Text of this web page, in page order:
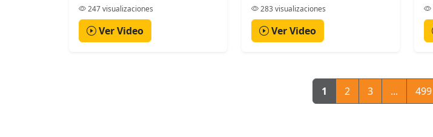
247 visualizaciones
Ver Video
283 visualizaciones
Ver Video
1 2 3 ... 499